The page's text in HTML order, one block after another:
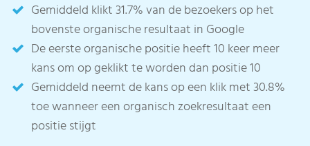
Gemiddeld klikt 31.7% van de bezoekers op het
bovenste organische resultaat in Google
De eerste organische positie heeft 10 keer meer
kans om op geklikt te worden dan positie 10
Gemiddeld neemt de kans op een klik met 30.8%
toe wanneer een organisch zoekresultaat een
positie stijgt